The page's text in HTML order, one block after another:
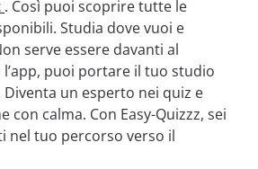
. Così puoi scoprire tutte le
Studia dove vuoi e
serve essere davanti al
puoi portare il tuo studio
un esperto nei quiz e
con calma. Con Easy-Quizzz, sei
nel tuo percorso verso il